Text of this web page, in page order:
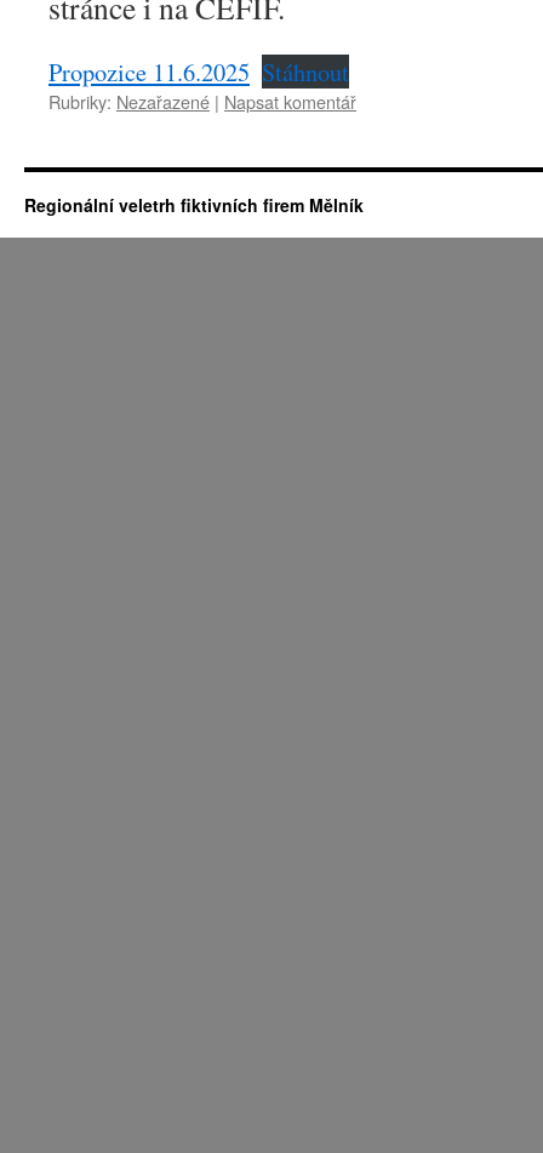
Propozice 11.6.2025 Stáhnout
Rubriky: Nezařazené | Napsat komentář
Regionální veletrh fiktivních firem Mělník